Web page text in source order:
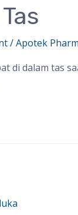
/Apotek
di dalam tas